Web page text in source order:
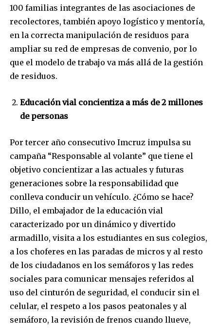
100 familias integrantes de las asociaciones de
recolectores, también apoyo logístico y mentoría,
en la correcta manipulación de residuos para
ampliar su red de empresas de convenio, por lo
que el modelo de trabajo va más allá de la gestión
de residuos.
Educación vial concientiza a más de 2 millones
de personas
Por tercer año consecutivo Imcruz impulsa su
campaña “Responsable al volante” que tiene el
objetivo concientizar a las actuales y futuras
generaciones sobre la responsabilidad que
conlleva conducir un vehículo. ¿Cómo se hace?
Dillo, el embajador de la educación vial
caracterizado por un dinámico y divertido
armadillo, visita a los estudiantes en sus colegios,
a los choferes en las paradas de micros y al resto
de los ciudadanos en los semáforos y las redes
sociales para comunicar mensajes referidos al
uso del cinturón de seguridad, el conducir sin el
celular, el respeto a los pasos peatonales y al
semáforo, la revisión de frenos cuando llueve,